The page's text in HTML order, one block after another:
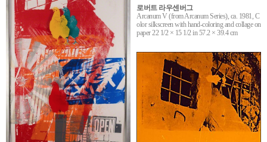
로버트 라우센버그
Arcanum V (from Arcanum Series), ca. 1981, C
olor silkscreen with hand-coloring and collage on
paper 22 1/2 × 15 1/2 in 57.2 × 39.4 cm